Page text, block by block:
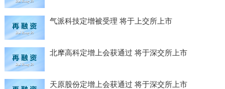
气派科技定增被受理 将于上交所上市
北摩高科定增上会获通过 将于深交所上市
天原股份定增上会获通过 将于深交所上市